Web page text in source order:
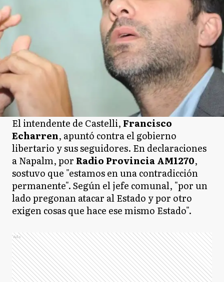
El intendente de Castelli, Francisco
Echarren, apuntó contra el gobierno
libertario y sus seguidores. En declaraciones
a Napalm, por Radio Provincia AM1270,
sostuvo que "estamos en una contradicción
permanente". Según el jefe comunal, "por un
lado pregonan atacar al Estado y por otro
exigen cosas que hace ese mismo Estado".
Ads